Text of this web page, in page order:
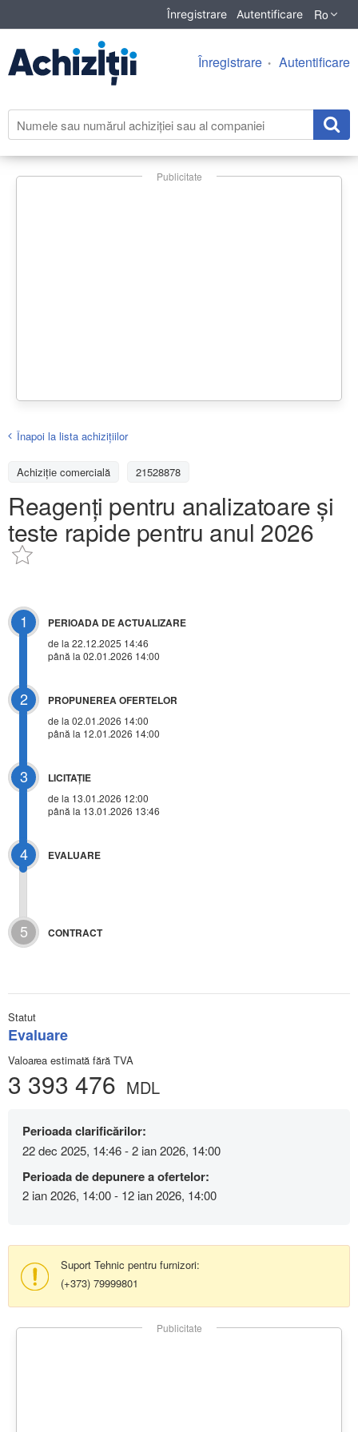
Înregistrare Autentificare Ro
Înregistrare Autentificare
Publicitate
Înapoi la lista achiziţiilor
Achizițiе comercială 21528878
Reagenți pentru analizatoare și
teste rapide pentru anul 2026
1 PERIOADA DE ACTUALIZARE
de la 22.12.2025 14:46
până la 02.01.2026 14:00
2 PROPUNEREA OFERTELOR
de la 02.01.2026 14:00
până la 12.01.2026 14:00
3 LICITAŢIE
de la 13.01.2026 12:00
până la 13.01.2026 13:46
4 EVALUARE
5 CONTRACT
Statut
Evaluare
Valoarea estimată fără TVA
3 393 476 MDL
Perioada clarificărilor:
22 dec 2025, 14:46 - 2 ian 2026, 14:00
Perioada de depunere a ofertelor:
2 ian 2026, 14:00 - 12 ian 2026, 14:00
Suport Tehnic pentru furnizori:
(+373) 79999801
Publicitate